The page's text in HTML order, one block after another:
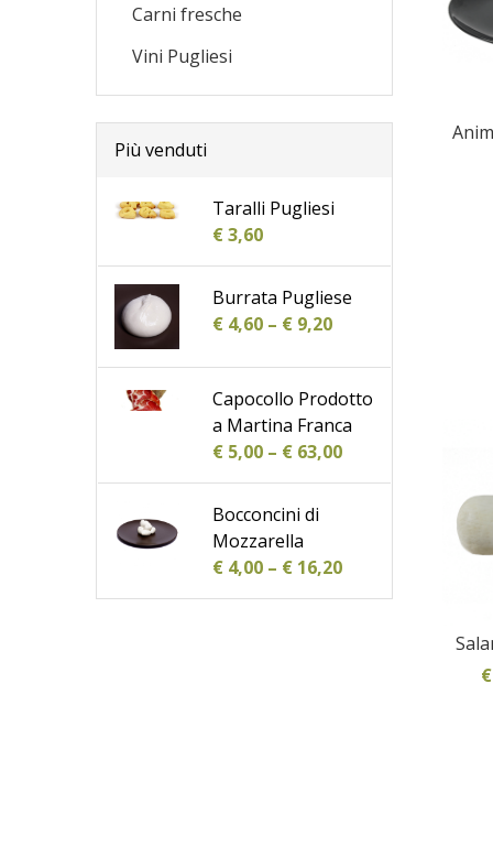
€
Carni fresche
Vini Pugliesi
Più venduti
Taralli Pugliesi
€3,60
Burrata Pugliese
€4,60– €9,20
Capocollo Prodotto
a Martina Franca
€5,00– €63,00
Bocconcini di
Mozzarella
€4,00– €16,20